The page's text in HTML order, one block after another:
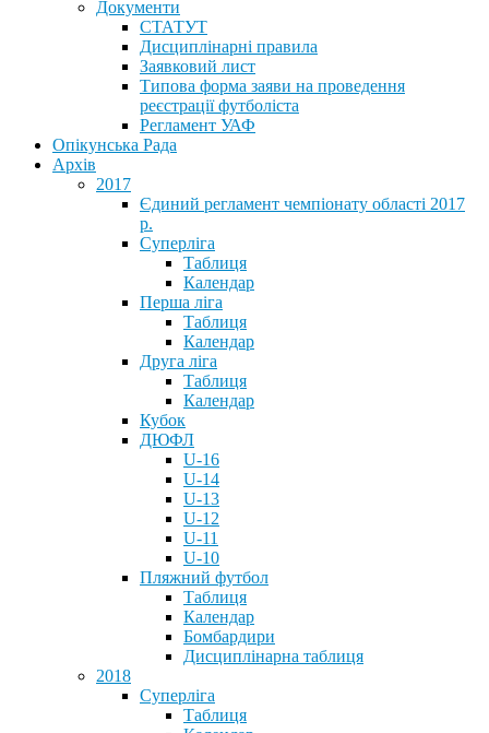
Документи
СТАТУТ
Дисциплінарні правила
Заявковий лист
Типова форма заяви на проведення
реєстрації футболіста
Регламент УАФ
Опікунська Рада
Архів
2017
Єдиний регламент чемпіонату області 2017
р.
Суперліга
Таблиця
Календар
Перша ліга
Таблиця
Календар
Друга ліга
Таблиця
Календар
Кубок
ДЮФЛ
U-16
U-14
U-13
U-12
U-11
U-10
Пляжний футбол
Таблиця
Календар
Бомбардири
Дисциплінарна таблиця
2018
Суперліга
Таблиця